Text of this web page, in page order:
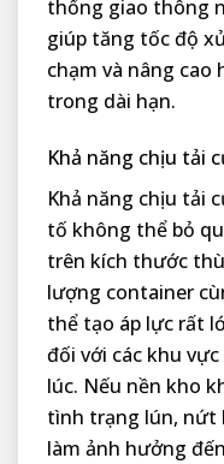
thống giao thông
giúp tăng tốc độ
chạm và nâng cao
trong dài hạn.
Khả năng chịu tải
Khả năng chịu tải
tố không thể bỏ
trên kích thước
lượng container
thể tạo áp lực rất
đối với các khu
lúc. Nếu nền kho
tình trạng lún, nứt
làm ảnh hưởng